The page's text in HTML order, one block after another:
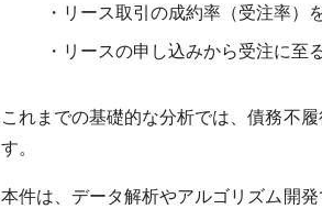
リース取引の成約率（受注率）
リースの申し込みから受注に至
これまでの基礎的な分析では、債務不
す。
本件は、データ解析やアルゴリズム開